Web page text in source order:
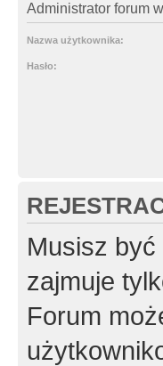
Administrator forum
Nazwa użytkownika:
Hasło:
Musisz
zajmuje
Forum